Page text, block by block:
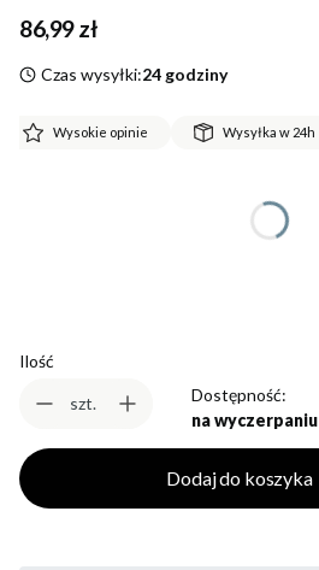
Cena
86,99 zł
Czas wysyłki:24 godziny
Wysokie opinie Wysyłka w 24h
Ilość
szt.
Dostępność:
na wyczerpaniu
Dodaj do koszyka